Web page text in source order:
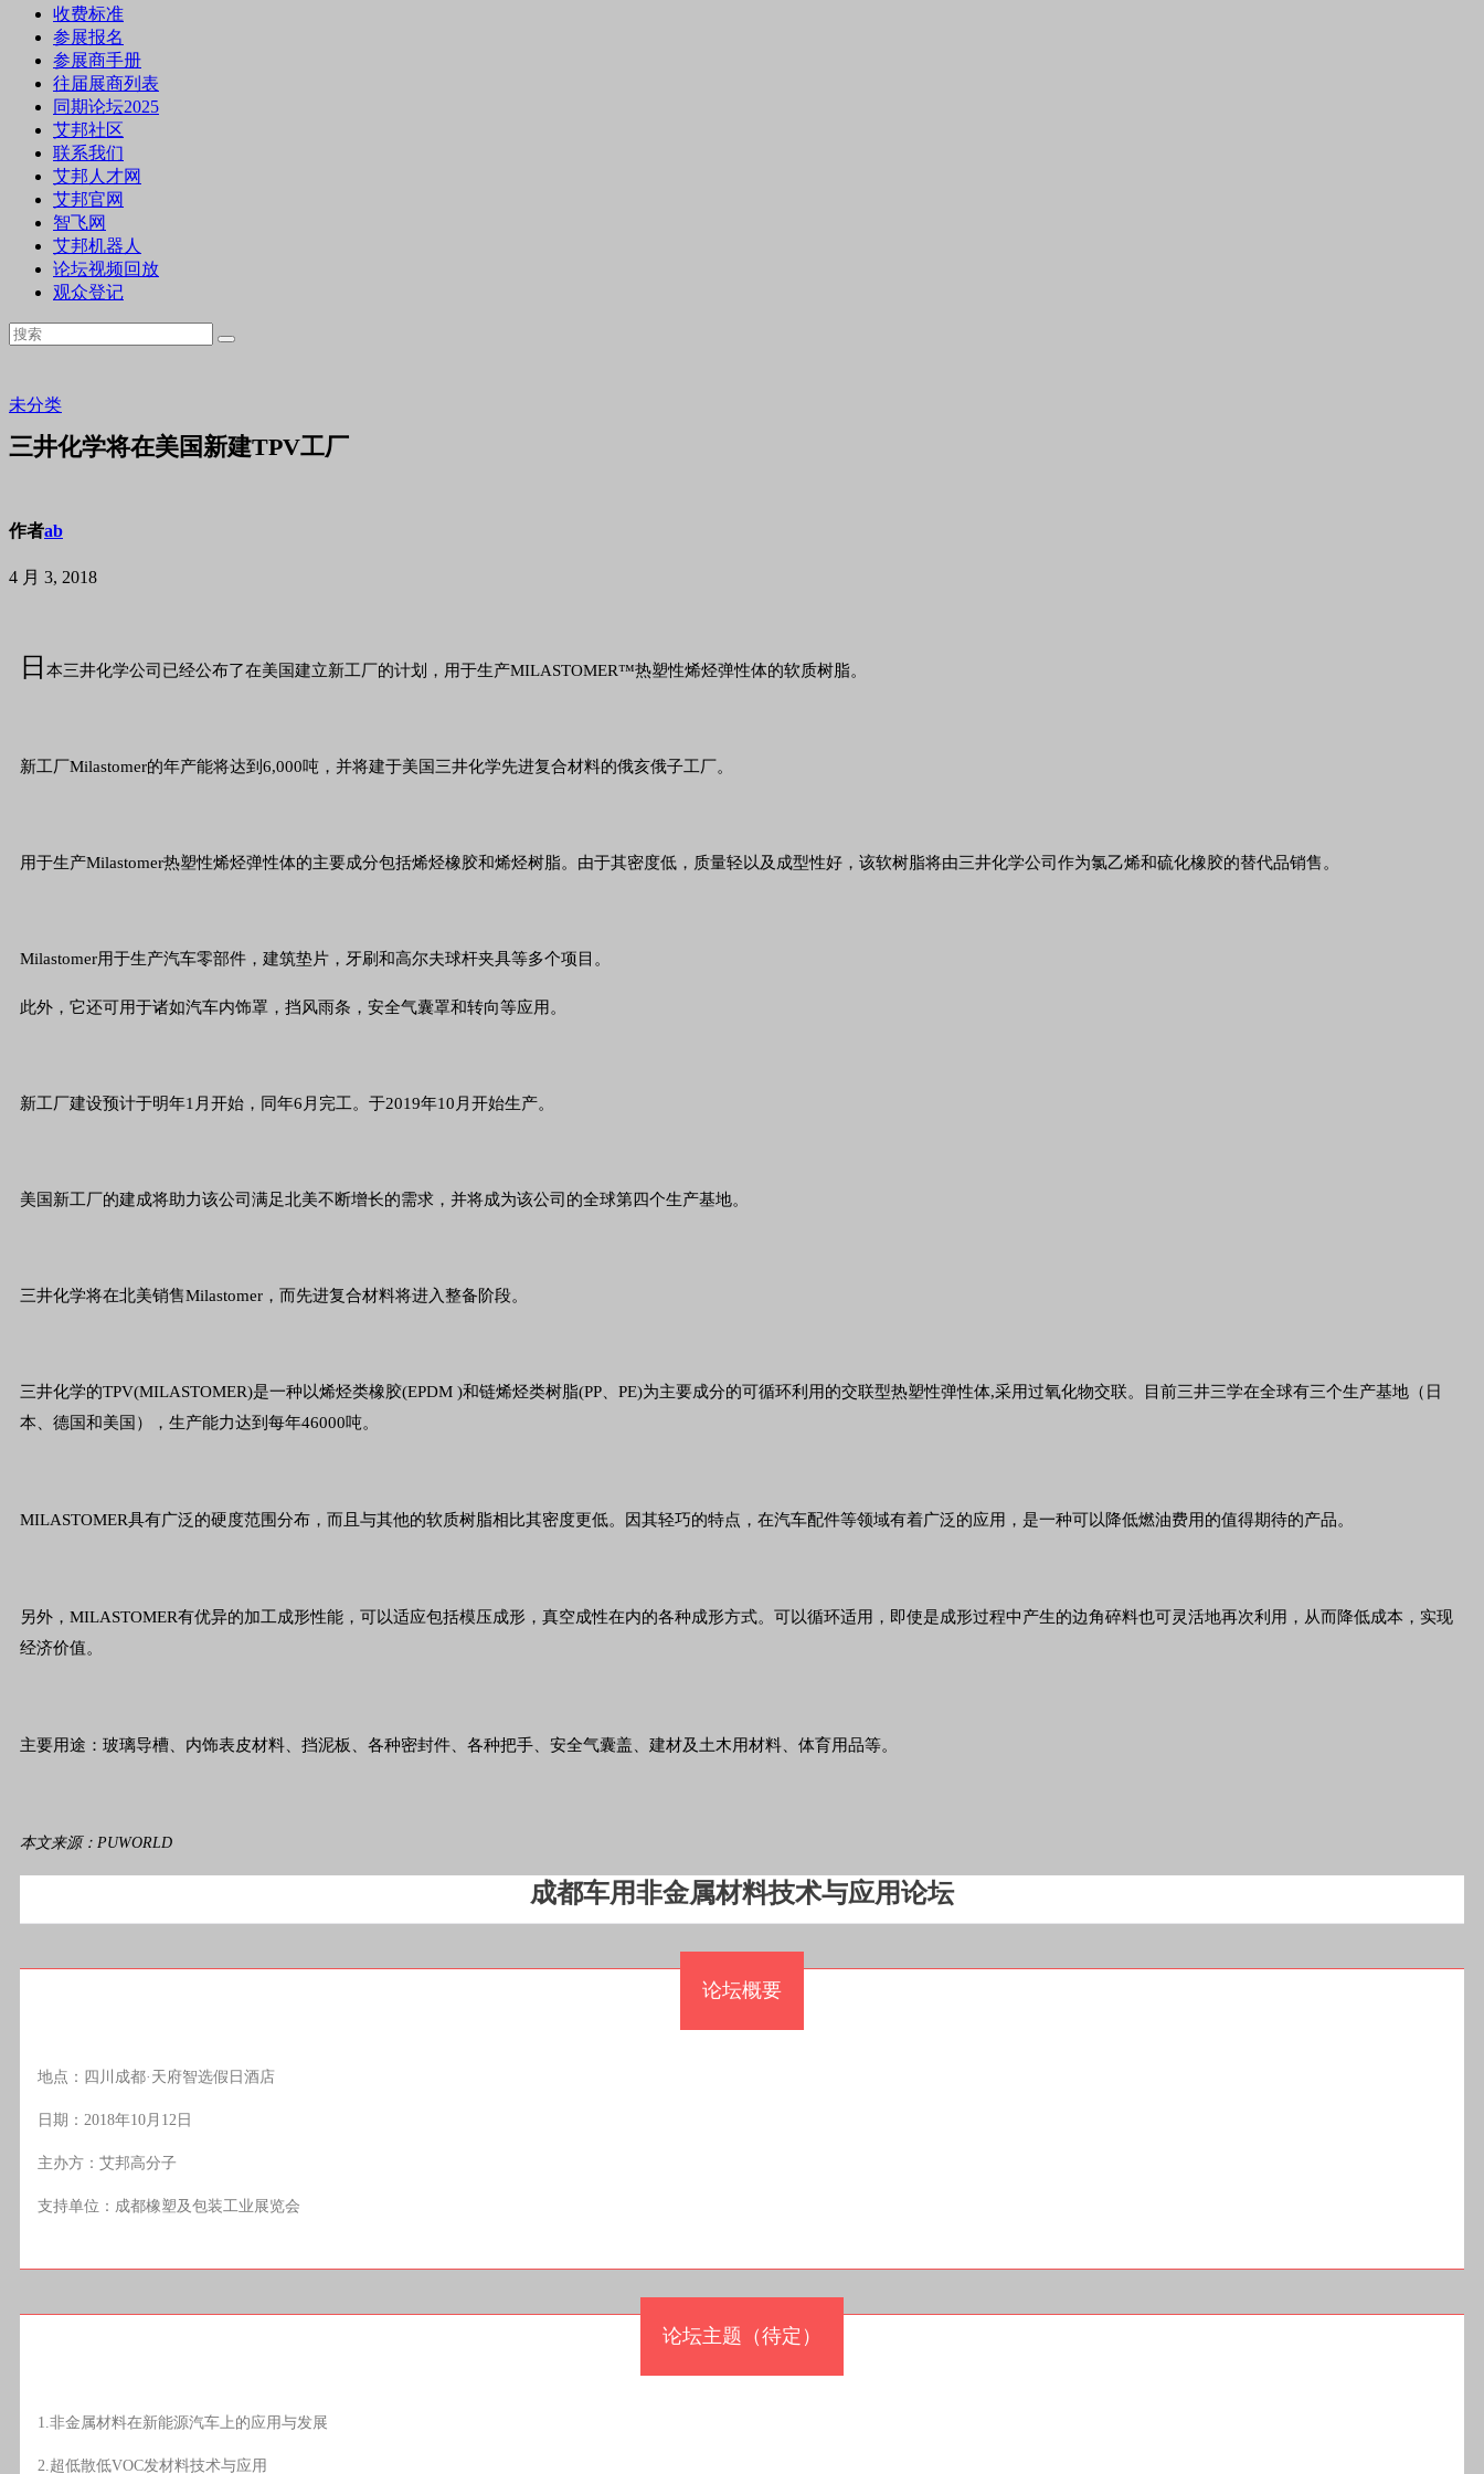
收费标准
参展报名
参展商手册
往届展商列表
同期论坛2025
艾邦社区
联系我们
艾邦人才网
艾邦官网
智飞网
艾邦机器人
论坛视频回放
观众登记
未分类
三井化学将在美国新建TPV工厂
作者ab
4 月 3, 2018
日 本三井化学公司已经公布了在美国建立新工厂的计划，用于生产MILASTOMER™热塑性烯烃弹性体的软质树脂。
新工厂Milastomer的年产能将达到6,000吨，并将建于美国三井化学先进复合材料的俄亥俄子工厂。
用于生产Milastomer热塑性烯烃弹性体的主要成分包括烯烃橡胶和烯烃树脂。由于其密度低，质量轻以及成型性好，该软树脂将由三井化学公司作为氯乙烯和硫化橡胶的替代品销售。
Milastomer用于生产汽车零部件，建筑垫片，牙刷和高尔夫球杆夹具等多个项目。
此外，它还可用于诸如汽车内饰罩，挡风雨条，安全气囊罩和转向等应用。
新工厂建设预计于明年1月开始，同年6月完工。于2019年10月开始生产。
美国新工厂的建成将助力该公司满足北美不断增长的需求，并将成为该公司的全球第四个生产基地。
三井化学将在北美销售Milastomer，而先进复合材料将进入整备阶段。
三井化学的TPV(MILASTOMER)是一种以烯烃类橡胶(EPDM )和链烯烃类树脂(PP、PE)为主要成分的可循环利用的交联型热塑性弹性体,采用过氧化物交联。目前三井三学在全球有三个生产基地（日
本、德国和美国），生产能力达到每年46000吨。
MILASTOMER具有广泛的硬度范围分布，而且与其他的软质树脂相比其密度更低。因其轻巧的特点，在汽车配件等领域有着广泛的应用，是一种可以降低燃油费用的值得期待的产品。
另外，MILASTOMER有优异的加工成形性能，可以适应包括模压成形，真空成性在内的各种成形方式。可以循环适用，即使是成形过程中产生的边角碎料也可灵活地再次利用，从而降低成本，实现
经济价值。
主要用途：玻璃导槽、内饰表皮材料、挡泥板、各种密封件、各种把手、安全气囊盖、建材及土木用材料、体育用品等。
本文来源：PUWORLD
成都车用非金属材料技术与应用论坛
论坛概要
地点：四川成都·天府智选假日酒店
日期：2018年10月12日
主办方：艾邦高分子
支持单位：成都橡塑及包装工业展览会
论坛主题（待定）
1.非金属材料在新能源汽车上的应用与发展
2.超低散低VOC发材料技术与应用